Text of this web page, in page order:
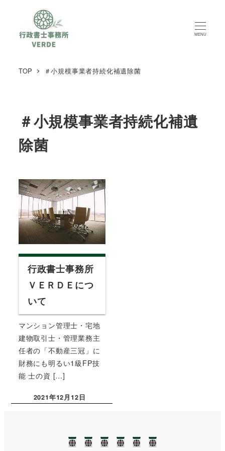
MENU
TOP ＃小規模事業者持続化補遺除菌
＃小規模事業者持続化補遺
除菌
行政書士事務所
ＶＥＲＤＥにつ
いて
マンション管理士・宅地
建物取引士・管理業務主
任者の「不動産三冠」に
財務にも明るい1級FP技
能 士の資 […]
投稿日
2021年12月12日
TOPNEWS❢❢
業 ブ 事 お